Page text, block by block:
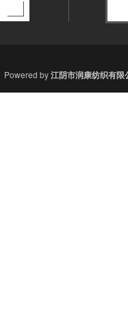
Powered by江阴市润康纺织有限